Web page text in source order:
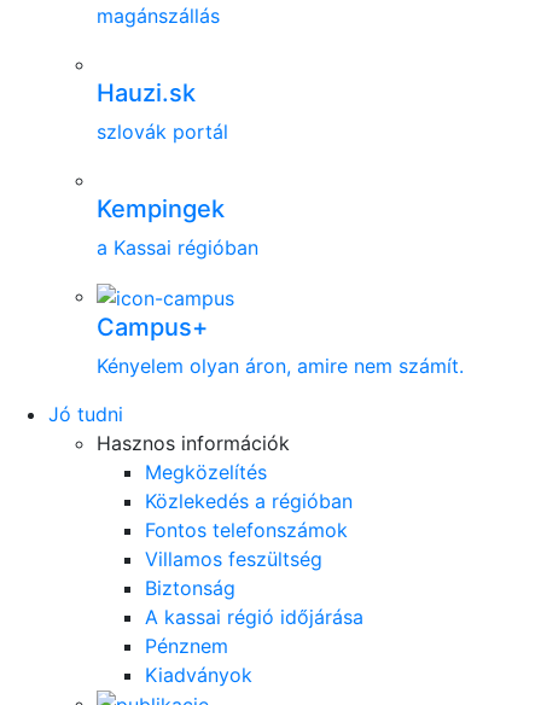
magánszállás
Hauzi.sk
szlovák portál
Kempingek
a Kassai régióban
Campus+
Kényelem olyan áron, amire nem számít.
Jó tudni
Hasznos információk
Megközelítés
Közlekedés a régióban
Fontos telefonszámok
Villamos feszültség
Biztonság
A kassai régió időjárása
Pénznem
Kiadványok